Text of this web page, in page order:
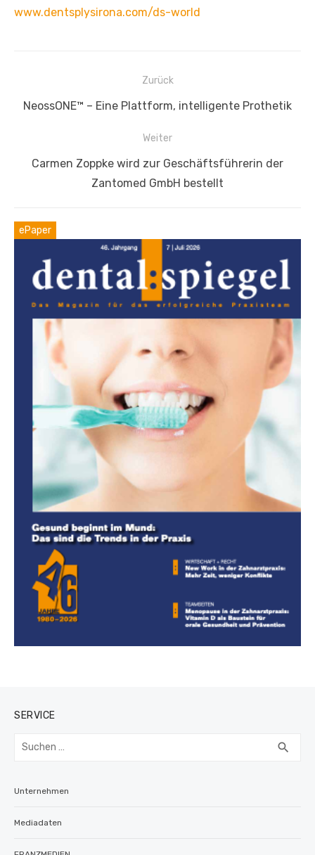
www.dentsplysirona.com/ds-world
Beitragsnavigation
Zurück
Vorheriger
NeossONE™ – Eine Plattform, intelligente Prothetik
Weiter
Nächster
Carmen Zoppke wird zur Geschäftsführerin der
Zantomed GmbH bestellt
ePaper
SERVICE
Suchen
search
Unternehmen
Mediadaten